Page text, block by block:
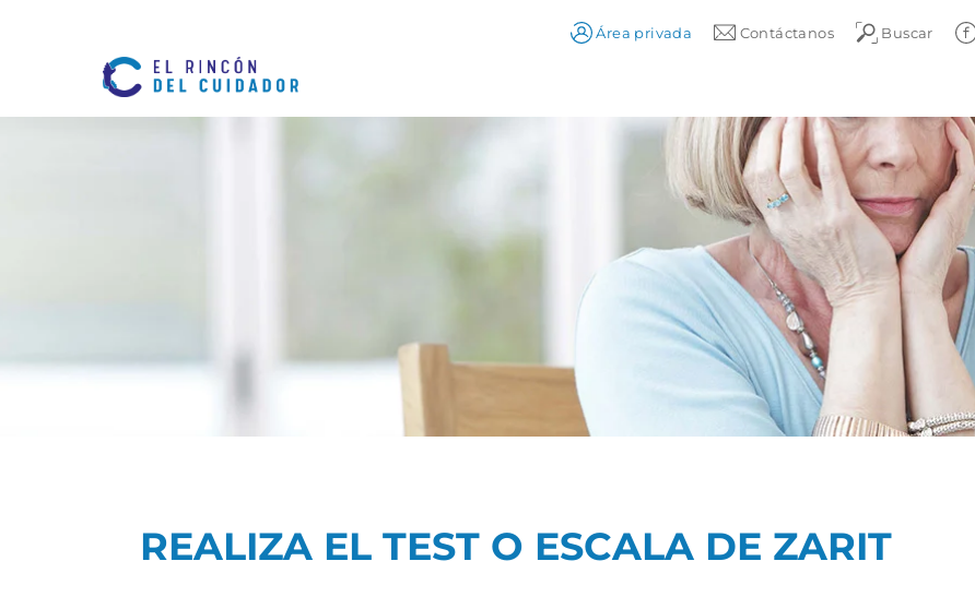
Área privada Contáctanos Buscar
REALIZA EL TEST O ESCALA DE ZARIT